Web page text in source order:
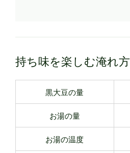
持ち味を楽しむ淹れ方
黒大豆の量
お湯の量
お湯の温度